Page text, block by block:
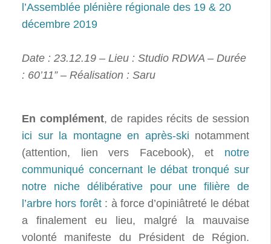
l’Assemblée plénière régionale des 19 & 20
décembre 2019
Date : 23.12.19 – Lieu : Studio RDWA – Durée
: 60’11” – Réalisation : Saru
En complément, de rapides récits de session
ici sur la montagne en après-ski notamment
(attention, lien vers Facebook), et notre
communiqué concernant le débat tronqué sur
notre niche délibérative pour une filière de
l’arbre hors forêt: à force d’opiniâtreté le débat
a finalement eu lieu, malgré la mauvaise
volonté manifeste du Président de Région.